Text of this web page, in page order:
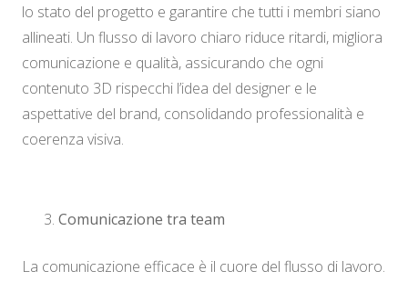
lo stato del progetto e garantire che tutti i membri siano
allineati. Un flusso di lavoro chiaro riduce ritardi, migliora
comunicazione e qualità, assicurando che ogni
contenuto 3D rispecchi l’idea del designer e le
aspettative del brand, consolidando professionalità e
coerenza visiva.
Comunicazione tra team
La comunicazione efficace è il cuore del flusso di lavoro.